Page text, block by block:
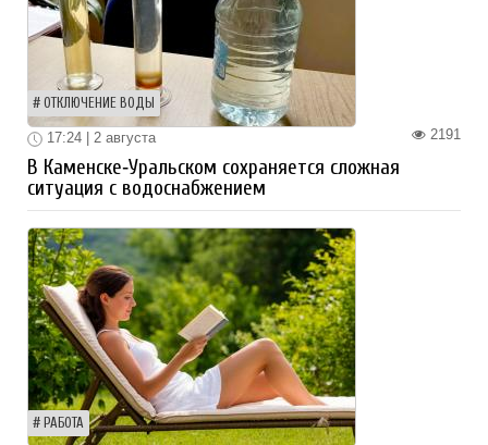
ОТКЛЮЧЕНИЕ ВОДЫ
2191
17:24 | 2 августа
В Каменске‑Уральском сохраняется сложная
ситуация с водоснабжением
РАБОТА